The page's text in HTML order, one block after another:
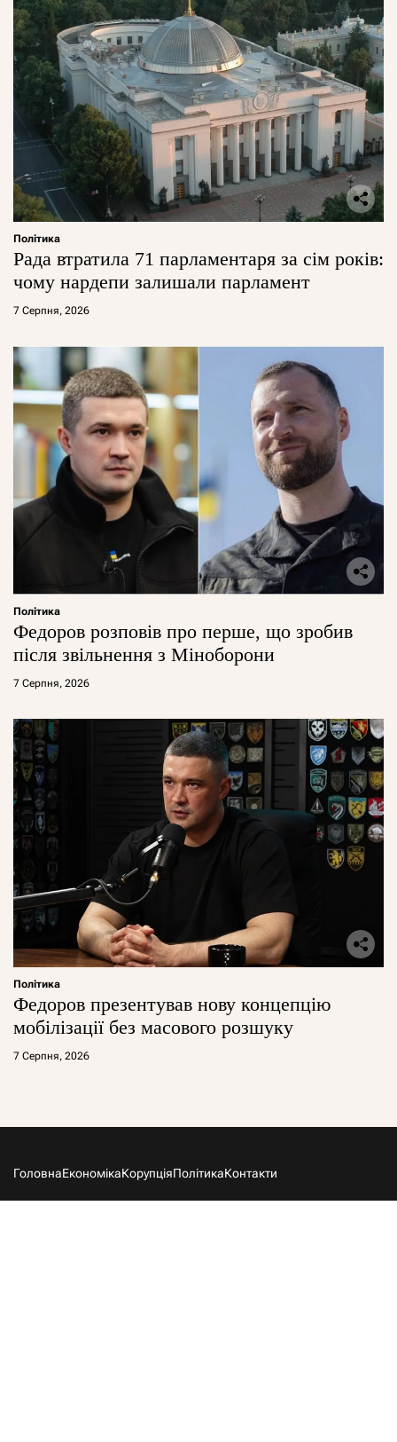
Політика
Рада втратила 71 парламентаря за сім років:
чому нардепи залишали парламент
7 Серпня, 2026
Політика
Федоров розповів про перше, що зробив
після звільнення з Міноборони
7 Серпня, 2026
Політика
Федоров презентував нову концепцію
мобілізації без масового розшуку
7 Серпня, 2026
ГоловнаЕкономікаКорупціяПолітикаКонтакти